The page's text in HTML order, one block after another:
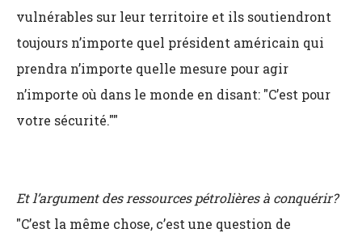
vulnérables sur leur territoire et ils soutiendront
toujours n’importe quel président américain qui
prendra n’importe quelle mesure pour agir
n’importe où dans le monde en disant: "C’est pour
votre sécurité.""
Et l’argument des ressources pétrolières à conquérir?
"C’est la même chose, c’est une question de